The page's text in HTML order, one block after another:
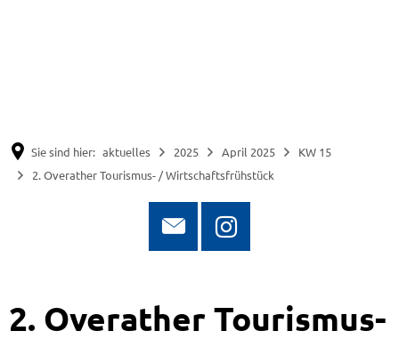
Sie sind hier: aktuelles 2025 April 2025
KW 15
2. Overather Tourismus- / Wirtschaftsfrühstück
2. Overather Tourismus-